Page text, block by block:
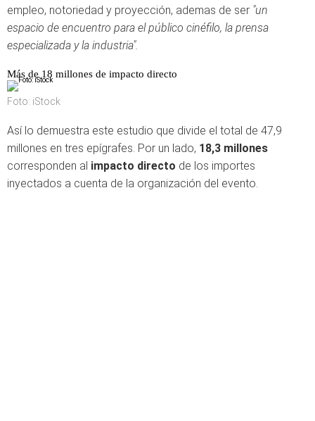
empleo, notoriedad y proyección, ademas de ser "un
espacio de encuentro para el público cinéfilo, la prensa
especializada y la industria".
Más de 18 millones de impacto directo
Foto: iStock
Así lo demuestra este estudio que divide el total de 47,9
millones en tres epígrafes. Por un lado, 18,3 millones
corresponden al impacto directo de los importes
inyectados a cuenta de la organización del evento.